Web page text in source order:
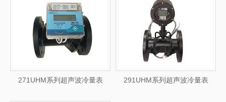
271UHM系列超声波冷量表 291UHM系列超声波冷量表